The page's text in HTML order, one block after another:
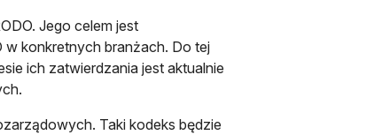
Jego celem jest
w konkretnych branżach. Do tej
ich zatwierdzania jest aktualnie
Taki kodeks będzie